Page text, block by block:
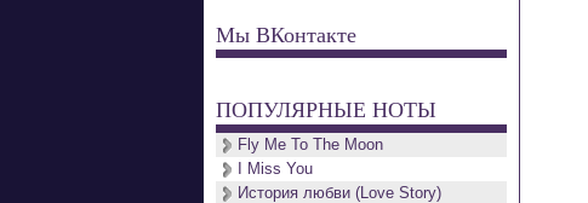
Мы ВКонтакте
ПОПУЛЯРНЫЕ НОТЫ
Fly Me To The Moon
I Miss You
История любви (Love Story)